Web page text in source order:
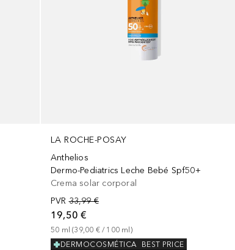
LA ROCHE-POSAY
Anthelios
Dermo-Pediatrics Leche Bebé Spf50+
Crema solar corporal
PVR 33,99 €
19,50 €
50 ml (39,00 € / 100 ml )
DERMOCOSMÉTICA
BEST PRICE